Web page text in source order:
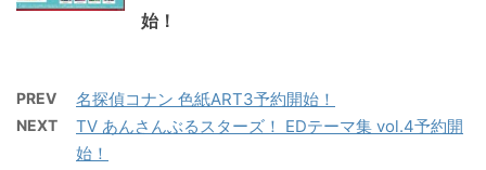
始！
PREV 名探偵コナン 色紙ART3予約開始！
NEXT
TV あんさんぶるスターズ！ EDテーマ集 vol.4予約開
始！